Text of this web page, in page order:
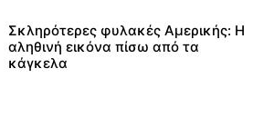
Σκληρότερες φυλακές Αμερικής: Η
αληθινή εικόνα πίσω από τα
κάγκελα